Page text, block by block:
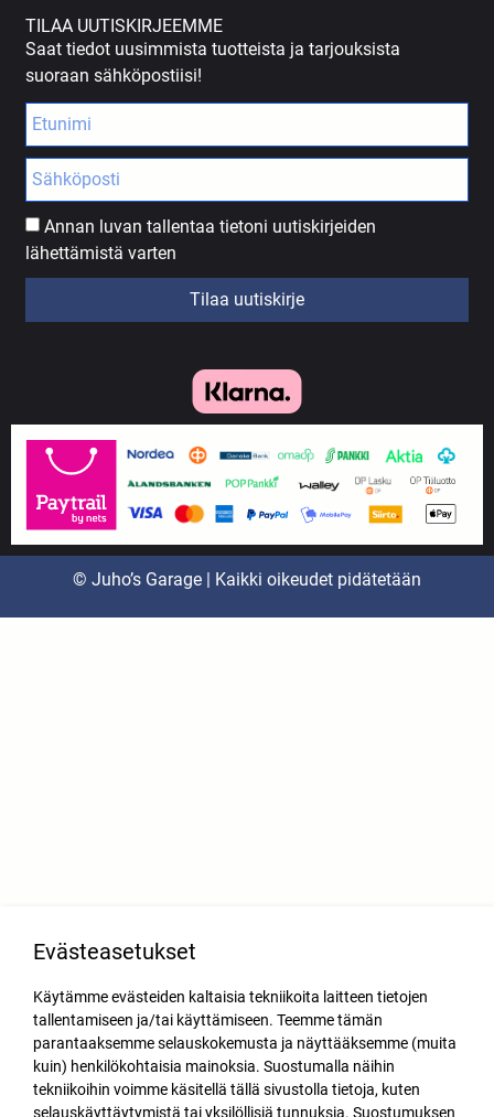
TILAA UUTISKIRJEEMME
Saat tiedot uusimmista tuotteista ja tarjouksista
suoraan sähköpostiisi!
Annan luvan tallentaa tietoni uutiskirjeiden
lähettämistä varten
Tilaa uutiskirje
© Juho’s Garage | Kaikki oikeudet pidätetään
Evästeasetukset
Käytämme evästeiden kaltaisia tekniikoita laitteen tietojen
tallentamiseen ja/tai käyttämiseen. Teemme tämän
parantaaksemme selauskokemusta ja näyttääksemme (muita
kuin) henkilökohtaisia mainoksia. Suostumalla näihin
tekniikoihin voimme käsitellä tällä sivustolla tietoja, kuten
selauskäyttäytymistä tai yksilöllisiä tunnuksia. Suostumuksen